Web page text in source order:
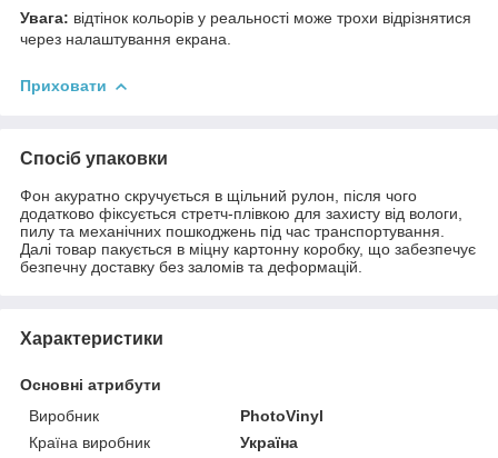
Увага: відтінок кольорів у реальності може трохи відрізнятися
через налаштування екрана.
Приховати
Спосіб упаковки
Фон акуратно скручується в щільний рулон, після чого
додатково фіксується стретч-плівкою для захисту від вологи,
пилу та механічних пошкоджень під час транспортування.
Далі товар пакується в міцну картонну коробку, що забезпечує
безпечну доставку без заломів та деформацій.
Характеристики
Основні атрибути
Виробник
PhotoVinyl
Країна виробник
Україна